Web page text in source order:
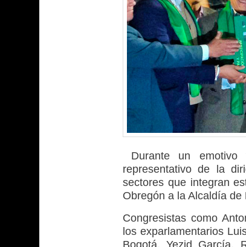
Durante un emotivo
representativo de la
sectores que integran
Obregón a la Alcaldía de
Congresistas como
los exparlamentarios